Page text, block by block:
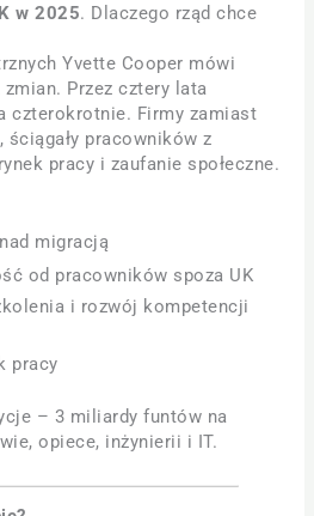
w 2025. Dlaczego rząd chce
Yvette Cooper mówi
Przez cztery lata
czterokrotnie. Firmy zamiast
pracowników z
pracy i zaufanie społeczne.
migracją
od pracowników spoza UK
i rozwój kompetencji
pracy
– 3 miliardy funtów na
opiece, inżynierii i IT.